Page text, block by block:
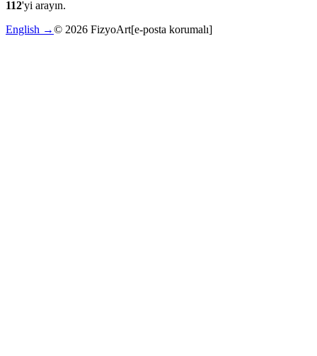
112'yi arayın.
English →© 2026 FizyoArt[e-posta korumalı]